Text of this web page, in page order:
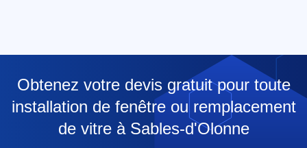
Obtenez votre devis gratuit pour toute
installation de fenêtre ou remplacement
de vitre à Sables-d'Olonne